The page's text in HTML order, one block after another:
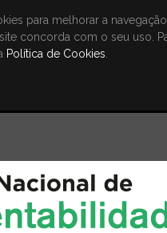
para melhorar a
concorda com o seu uso.
Política de Cookies